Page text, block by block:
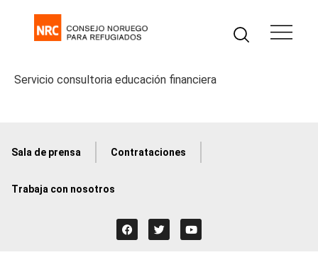
Servicio consultoria educación financiera
Sala de prensa Contrataciones
Trabaja con nosotros